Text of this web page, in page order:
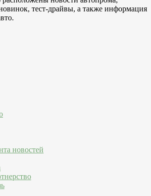
тест-драйвы, а также информация
новостей